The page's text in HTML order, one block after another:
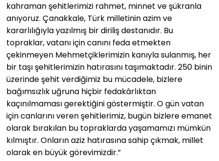
kahraman şehitlerimizi rahmet, minnet ve şükranla
anıyoruz. Çanakkale, Türk milletinin azim ve
kararlılığıyla yazılmış bir diriliş destanıdır. Bu
topraklar, vatanı için canını feda etmekten
çekinmeyen Mehmetçiklerimizin kanıyla sulanmış, her
bir taşı şehitlerimizin hatırasını taşımaktadır. 250 binin
üzerinde şehit verdiğimiz bu mücadele, bizlere
bağımsızlık uğruna hiçbir fedakârlıktan
kaçınılmaması gerektiğini göstermiştir. O gün vatan
için canlarını veren şehitlerimiz, bugün bizlere emanet
olarak bırakılan bu topraklarda yaşamamızı mümkün
kılmıştır. Onların aziz hatırasına sahip çıkmak, millet
olarak en büyük görevimizdir.”